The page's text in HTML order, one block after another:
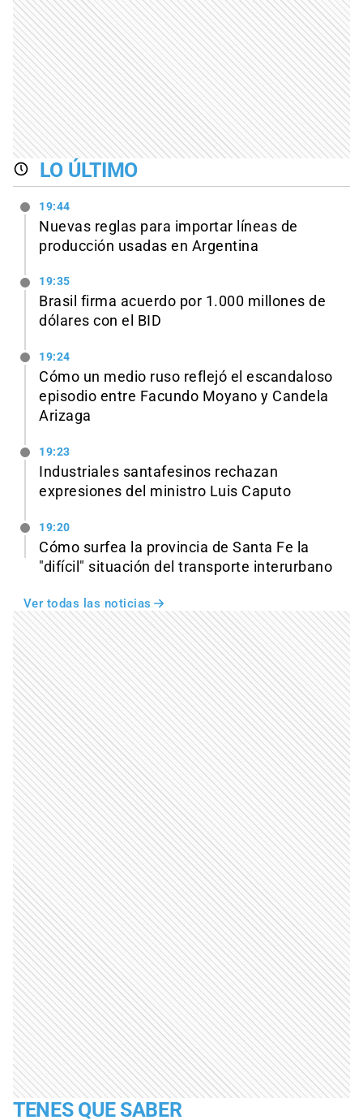
LO ÚLTIMO
19:44
Nuevas reglas para importar líneas de
producción usadas en Argentina
19:35
Brasil firma acuerdo por 1.000 millones de
dólares con el BID
19:24
Cómo un medio ruso reflejó el escandaloso
episodio entre Facundo Moyano y Candela
Arizaga
19:23
Industriales santafesinos rechazan
expresiones del ministro Luis Caputo
19:20
Cómo surfea la provincia de Santa Fe la
"difícil" situación del transporte interurbano
Ver todas las noticias
TENES QUE SABER